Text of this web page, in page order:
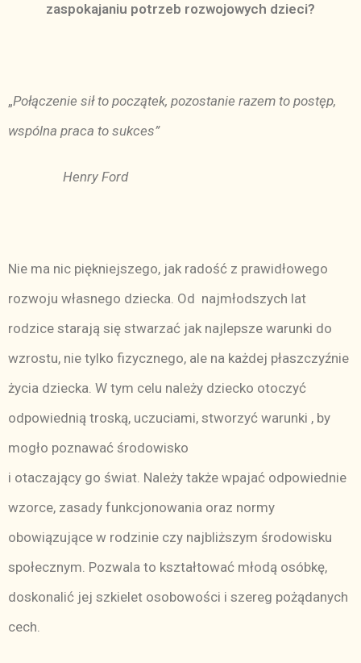
zaspokajaniu potrzeb rozwojowych dzieci?
„Połączenie sił to początek, pozostanie razem to postęp,
wspólna praca to sukces”
Henry Ford
Nie ma nic piękniejszego, jak radość z prawidłowego
rozwoju własnego dziecka. Od najmłodszych lat
rodzice starają się stwarzać jak najlepsze warunki do
wzrostu, nie tylko fizycznego, ale na każdej płaszczyźnie
życia dziecka. W tym celu należy dziecko otoczyć
odpowiednią troską, uczuciami, stworzyć warunki , by
mogło poznawać środowisko
i otaczający go świat. Należy także wpajać odpowiednie
wzorce, zasady funkcjonowania oraz normy
obowiązujące w rodzinie czy najbliższym środowisku
społecznym. Pozwala to kształtować młodą osóbkę,
doskonalić jej szkielet osobowości i szereg pożądanych
cech.